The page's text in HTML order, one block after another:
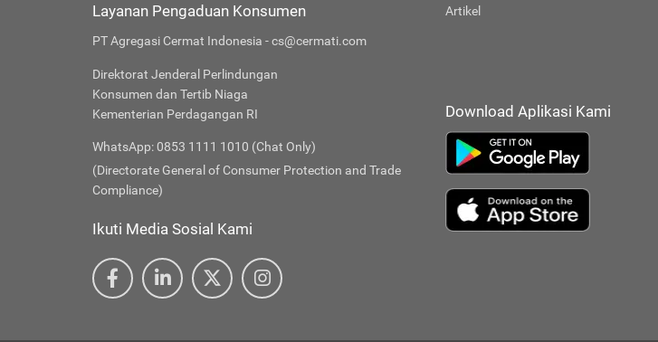
Layanan Pengaduan Konsumen
PT Agregasi Cermat Indonesia - cs@cermati.com
Direktorat Jenderal Perlindungan
Konsumen dan Tertib Niaga
Kementerian Perdagangan RI
WhatsApp: 0853 1111 1010 (Chat Only)
(Directorate General of Consumer Protection and Trade
Compliance)
Ikuti Media Sosial Kami
Artikel
Download Aplikasi Kami